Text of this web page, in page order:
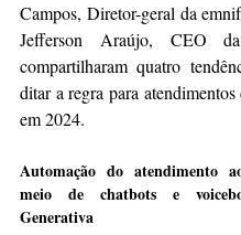
Campos, Diretor-geral da
Jefferson Araújo, CEO da
compartilharam quatro
ditar a regra para atendimentos
em 2024.
Automação do atendimento
meio de chatbots e
Generativa